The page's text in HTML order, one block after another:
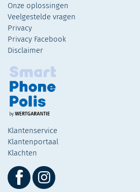
Onze oplossingen
Veelgestelde vragen
Privacy
Privacy Facebook
Disclaimer
Klantenservice
Klantenportaal
Klachten